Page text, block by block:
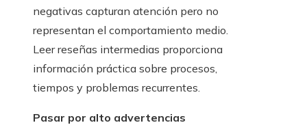
negativas capturan atención pero no
representan el comportamiento medio.
Leer reseñas intermedias proporciona
información práctica sobre procesos,
tiempos y problemas recurrentes.
Pasar por alto advertencias